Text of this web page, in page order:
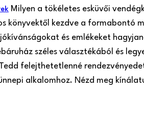
Milyen a tökéletes esküvői
könyvektől kezdve a formabontó
és emlékeket
széles választékából és
Tedd felejthetetlenné
alkalomhoz. Nézd meg